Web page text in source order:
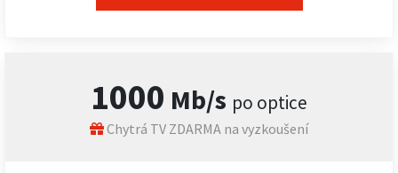
1000 Mb/s po optice
Chytrá TV ZDARMA na vyzkoušení